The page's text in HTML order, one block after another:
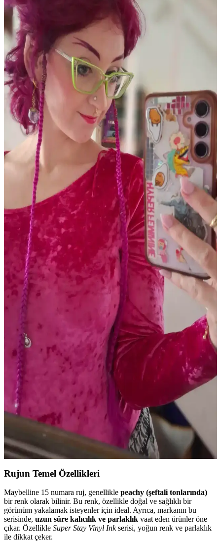
çizgilenmesi sorunları, doğru ürün seçimi ve cilt bakım teknikleriyle
önlenebilir. Nemlendirme ve uygun uygulama önemlidir.
Güncel Eyeliner Trendleri ve Popüler Ürünlerin Göz
Makyajındaki Rolü
Eyeliner trendleri, yoğun çizgilerden uzaklaşıp doğal ve yumuşak
görünüme yöneliyor. Jel ve kalem eyelinerlar, kahverengi tonlar ve
göz farı uygulamaları ön planda. Popüler markalar ve teknikler
makyajda fark yaratıyor.
PCOS Kaynaklı Çene Tüyleri ve Cilt Sorunları:
Tedavi ve Bakım Yöntemleri
Polikistik Over Sendromu (PCOS) nedeniyle çene bölgesinde
oluşan kalın tüyler, batık kıllar ve cilt lekeleri için elektroloji, lazer
epilasyon ve uygun cilt bakımı yöntemleri detaylı şekilde ele
alınmaktadır.
Gothik Makyajda Siyah ve Koyu Kırmızı Dışında
Ruj Kullanımı: Killstar Coven Psychic Poem Örneği
Gothik makyajda klasik siyah ve koyu kırmızı rujların dışında
Killstar Coven'in Psychic Poem soğuk pembe tonu, göz makyajını
ön plana çıkaran alternatif bir stil sunuyor.
Soğuk Alt Tonlu Açık Tenliler İçin Günlük Dudak
Renkleri ve Uygun Ürün Önerileri
Soğuk alt tonlu açık tenliler için pembe, mauve ve nude tonlarında
doğal dudak renkleri ve uygun ürünler detaylıca inceleniyor. Günlük
kullanımda tercih edilen lip balmlar, rujlar ve glosslar ele alınıyor.
Dijital Kameralarla Işıltılı Makyajın Fotoğraflarda
Canlı ve Parlak Görünmesi
Dijital kameralar, metalik ve ışıltılı makyaj ürünlerinin yansımalarını
yüksek çözünürlükte yakalayarak makyajın fotoğraflarda canlı ve
parlak görünmesini sağlar. Doğru ürün seçimi ve ışıklandırma
önemlidir.
Mat Ruj Kullanarak Kaşlarda Canlı Renk ve
Yaratıcı Şekillendirme Teknikleri
Mat rujlar, kaşlarda canlı renkler ve doğal görünüm sağlar. Pudra ile
sabitleme, kalıcılığı artırır. Kuyruk kısmı şekillendirme gibi yaratıcı
tekniklerle kişisel ifade güçlenir.
Rujun Temel Özellikleri
Maybelline 15 numara ruj, genellikle peachy (şeftali tonlarında)
bir renk olarak bilinir. Bu renk, özellikle doğal ve sağlıklı bir
görünüm yakalamak isteyenler için ideal. Ayrıca, markanın bu
serisinde, uzun süre kalıcılık ve parlaklık vaat eden ürünler öne
çıkar. Özellikle Super Stay Vinyl Inkserisi, yoğun renk ve parlaklık
ile dikkat çeker.